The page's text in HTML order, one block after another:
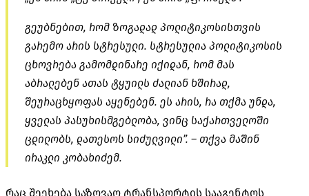
გეუბნებით, რომ ზოგადად პოლიტიკოსისთვის
გარემო არის სტრესული. სტრესულია პოლიტიკოსის
ცხოვრება გამომდინარე იქიდან, რომ მას
აბრალებენ ათას ტყუილს ძალიან ხშირად,
შეურაცხყოფას აყენებენ. ეს არის, რა თქმა უნდა,
ყველას პასუხისმგებლობა, ვინც საქართველოში
ცდილობს, დათესოს სიძულვილი”. – თქვა მაშინ
ირაკლი კობახიძემ.
რაც შეეხება საზღვაო ტრანსპორტის სააგენტოს